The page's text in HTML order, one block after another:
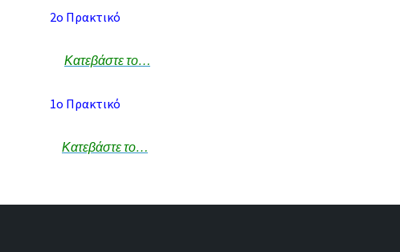
2ο Πρακτικό
Κατεβάστε το…
1ο Πρακτικό
Κατεβάστε το…